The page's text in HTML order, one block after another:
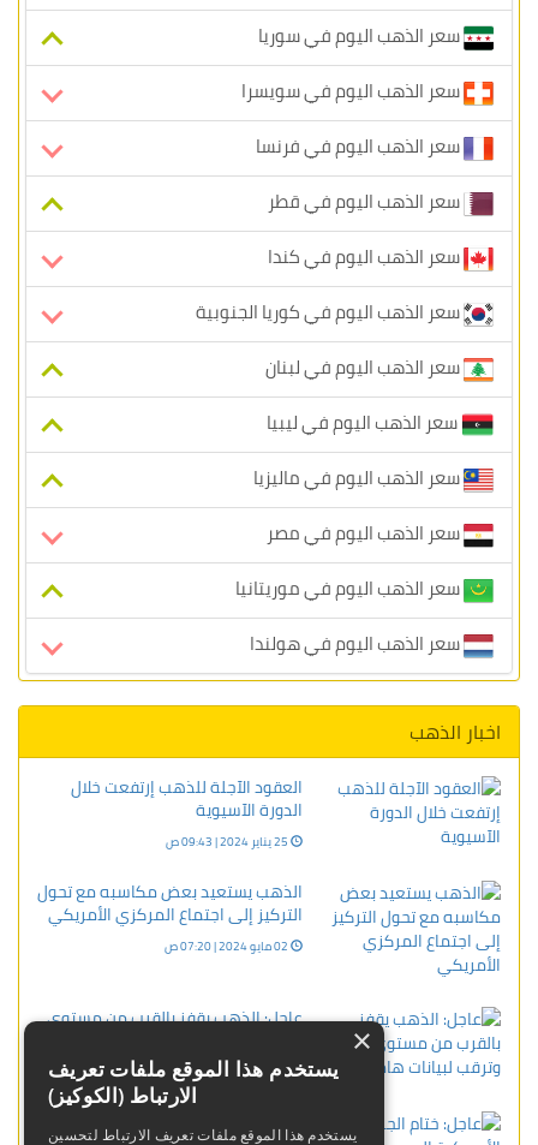
سعر الذهب اليوم في سوريا
سعر الذهب اليوم في سويسرا
سعر الذهب اليوم في فرنسا
سعر الذهب اليوم في قطر
سعر الذهب اليوم في كندا
سعر الذهب اليوم في كوريا الجنوبية
سعر الذهب اليوم في لبنان
سعر الذهب اليوم في ليبيا
سعر الذهب اليوم في ماليزيا
سعر الذهب اليوم في مصر
سعر الذهب اليوم في موريتانيا
سعر الذهب اليوم في هولندا
اخبار الذهب
العقود الآجلة للذهب إرتفعت خلال
الدورة الآسيوية
الذهب يستعيد بعض مكاسبه مع تحول
التركيز إلى اجتماع المركزي الأمريكي
عاجل: الذهب يقفز بالقرب من مستوى
06 ديسمبر 2023 | 02:46 م
عاجل: ختام الجلسة الأمريكية
×
يستخدم هذا الموقع ملفات تعريف
الارتباط (الكوكيز)
يستخدم هذا الموقع ملفات تعريف الارتباط لتحسين